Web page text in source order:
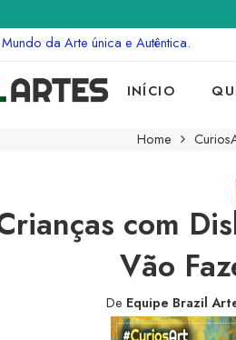
da Arte única e Autêntica.
INÍCIO
Home
com
Vão
De Equipe Brazil